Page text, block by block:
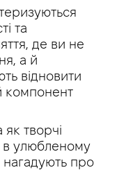
та
де ви не
а й
відновити
компонент
як творчі
в улюбленому
нагадують про